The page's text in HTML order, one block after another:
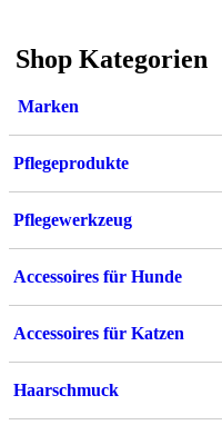
Shop Kategorien
Marken
Pflegeprodukte
Pflegewerkzeug
Accessoires für Hunde
Accessoires für Katzen
Haarschmuck